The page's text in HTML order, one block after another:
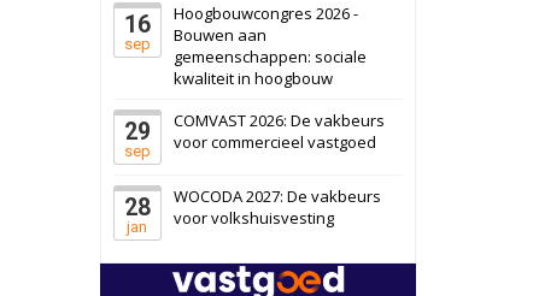
16
sep
Hoogbouwcongres 2026 -
Bouwen aan
gemeenschappen: sociale
kwaliteit in hoogbouw
29
sep
COMVAST 2026: De vakbeurs
voor commercieel vastgoed
28
jan
WOCODA 2027: De vakbeurs
voor volkshuisvesting
6 oktober 2026 Transformatieobject
Schiedam
22 september 2026 Attractiepark
Bekijk
Oranje
28 september 2026
bedrijventerrein